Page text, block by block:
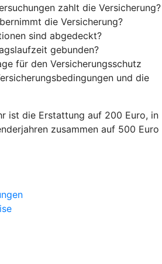
zahlt die Versicherung?
die Versicherung?
sind abgedeckt?
gebunden?
für den Versicherungsschutz
und die
ist die Erstattung auf 200 Euro, in
zusammen auf 500 Euro